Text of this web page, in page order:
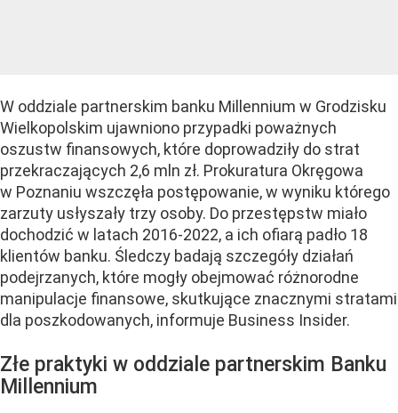
W oddziale partnerskim banku Millennium w Grodzisku
Wielkopolskim ujawniono przypadki poważnych
oszustw finansowych, które doprowadziły do strat
przekraczających 2,6 mln zł. Prokuratura Okręgowa
w Poznaniu wszczęła postępowanie, w wyniku którego
zarzuty usłyszały trzy osoby. Do przestępstw miało
dochodzić w latach 2016-2022, a ich ofiarą padło 18
klientów banku. Śledczy badają szczegóły działań
podejrzanych, które mogły obejmować różnorodne
manipulacje finansowe, skutkujące znacznymi stratami
dla poszkodowanych, informuje Business Insider.
Złe praktyki w oddziale partnerskim Banku
Millennium